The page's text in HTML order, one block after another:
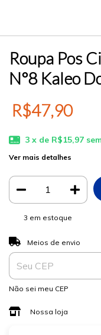
Roupa Pos
N°8 Kaleo
R$47,90
3 x de R$15,97
Ver mais detalhes
3 em estoque
Entregas para o CEP:
Meios de envio
Não sei meu CEP
Nossa loja